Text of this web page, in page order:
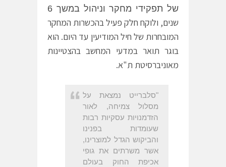
של תפקידי מחקר וניהול במשך 6
שנים, ולוקח חלק פעיל בהכשרות המחקר
המובחרות של חיל המודיעין עד היום. הוא
בוגר תואר במדעי המחשב בהצטיינות
מאוניברסיטת ת"א.
"סלברייט נמצאת על
מסלול צמיחה, לאור
הזדמנויות עסקיות רבות
שעומדות בפנינו
והביקוש הגדל למוצרינו,
אשר משרתים את גופי
אכיפת החוק בעולם